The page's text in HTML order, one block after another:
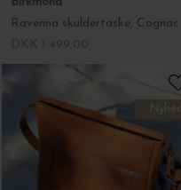
Ravenna skuldertaske, Cognac
Nyhed